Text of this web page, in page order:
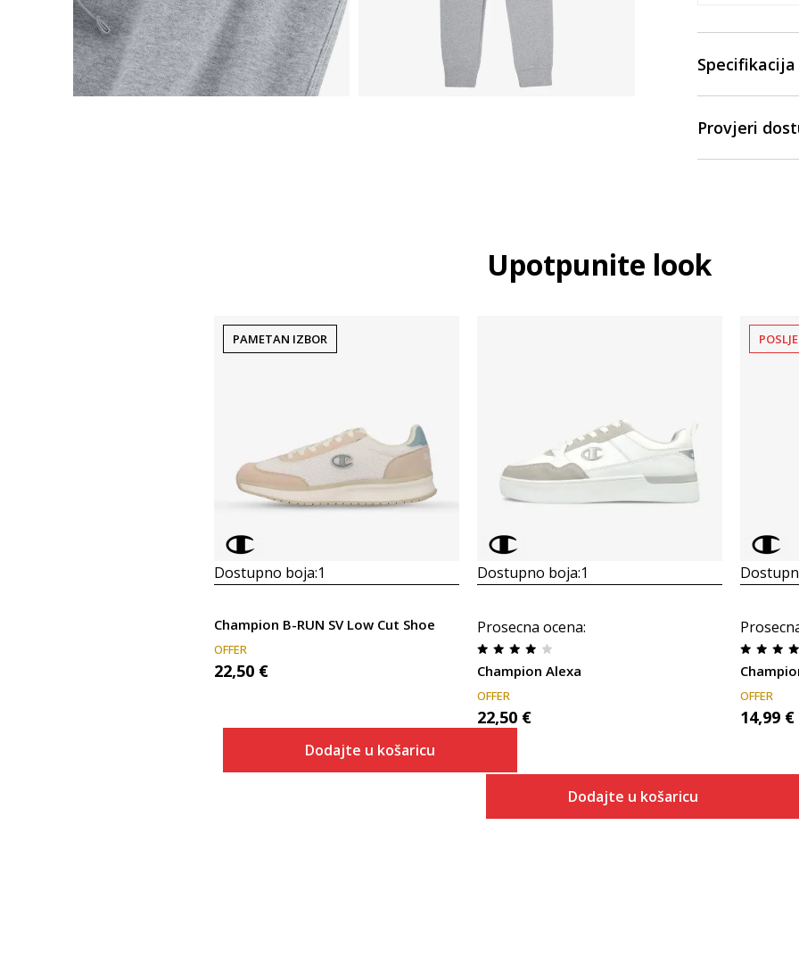
Specifikacija
Provjeri
Upotpunite look
PAMETAN IZBOR
Dostupno boja:1
Champion B-RUN SV Low Cut Shoe
OFFER
22,50 €
Dodajte u košaricu
Dostupno boja:1
Prosecna ocena:
Champion Alexa
OFFER
22,50 €
Dodajte u košaricu
OFFER
14,99 €